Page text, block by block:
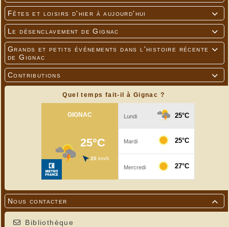

Fêtes et loisirs d'hier à aujourd'hui

Le désenclavement de Gignac

Grands et petits événements dans l'histoire récente
de Gignac

Contributions
Quel temps fait-il à Gignac ?

Nous contacter
Bibliothèque